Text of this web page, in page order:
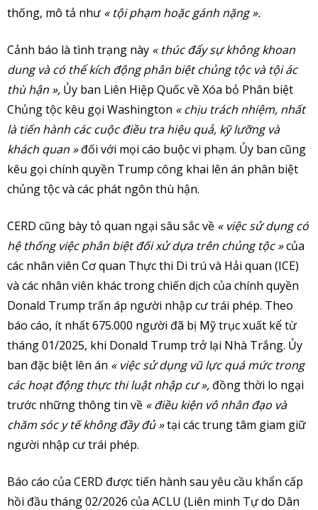
thống, mô tả như « tội phạm hoặc gánh nặng ».
Cảnh báo là tình trạng này « thúc đẩy sự không khoan
dung và có thể kích động phân biệt chủng tộc và tội ác
thù hận », Ủy ban Liên Hiệp Quốc về Xóa bỏ Phân biệt
Chủng tộc kêu gọi Washington « chịu trách nhiệm, nhất
là tiến hành các cuộc điều tra hiệu quả, kỹ lưỡng và
khách quan »đối với mọi cáo buộc vi phạm. Ủy ban cũng
kêu gọi chính quyền Trump công khai lên án phân biệt
chủng tộc và các phát ngôn thù hận.
CERD cũng bày tỏ quan ngại sâu sắc về « việc sử dụng có
hệ thống việc phân biệt đối xử dựa trên chủng tộc »của
các nhân viên Cơ quan Thực thi Di trú và Hải quan (ICE)
và các nhân viên khác trong chiến dịch của chính quyền
Donald Trump trấn áp người nhập cư trái phép. Theo
báo cáo, ít nhất 675.000 người đã bị Mỹ trục xuất kể từ
tháng 01/2025, khi Donald Trump trở lại Nhà Trắng. Ủy
ban đặc biệt lên án « việc sử dụng vũ lực quá mức trong
các hoạt động thực thi luật nhập cư », đồng thời lo ngại
trước những thông tin về « điều kiện vô nhân đạo và
chăm sóc y tế không đầy đủ »tại các trung tâm giam giữ
người nhập cư trái phép.
Báo cáo của CERD được tiến hành sau yêu cầu khẩn cấp
hồi đầu tháng 02/2026 của ACLU (Liên minh Tự do Dân